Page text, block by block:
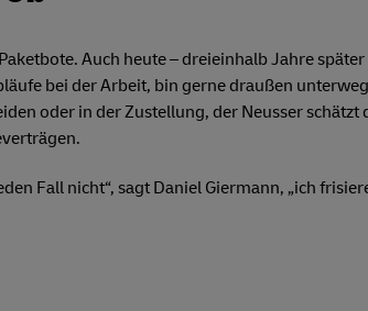
Auch heute – dreieinhalb Jahre später
bei der Arbeit, bin gerne draußen
oder in der Zustellung, der Neusser schätzt
Fall nicht“, sagt Daniel Giermann, „ich